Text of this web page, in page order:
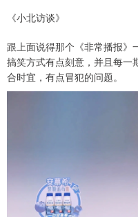
《小北访谈》
跟上面说得那个《非常播报》
搞笑方式有点刻意，并且每一
合时宜，有点冒犯的问题。